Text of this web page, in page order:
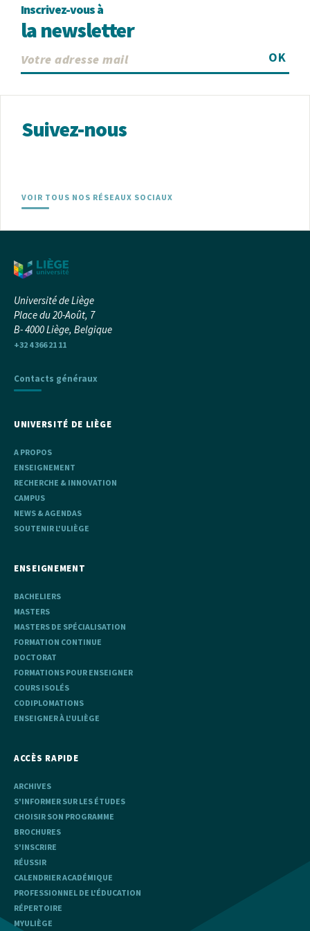
Inscrivez-vous à
la newsletter
OK
Suivez-nous
VOIR TOUS NOS RÉSEAUX SOCIAUX
Université de Liège
Place du 20-Août, 7
B- 4000 Liège, Belgique
+32 4 366 21 11
Contacts généraux
UNIVERSITÉ DE LIÈGE
A PROPOS
ENSEIGNEMENT
RECHERCHE & INNOVATION
CAMPUS
NEWS & AGENDAS
SOUTENIR L'ULIÈGE
ENSEIGNEMENT
BACHELIERS
MASTERS
MASTERS DE SPÉCIALISATION
FORMATION CONTINUE
DOCTORAT
FORMATIONS POUR ENSEIGNER
COURS ISOLÉS
CODIPLOMATIONS
ENSEIGNER À L'ULIÈGE
ACCÈS RAPIDE
ARCHIVES
S'INFORMER SUR LES ÉTUDES
CHOISIR SON PROGRAMME
BROCHURES
S'INSCRIRE
RÉUSSIR
CALENDRIER ACADÉMIQUE
PROFESSIONNEL DE L'ÉDUCATION
RÉPERTOIRE
MYULIÈGE